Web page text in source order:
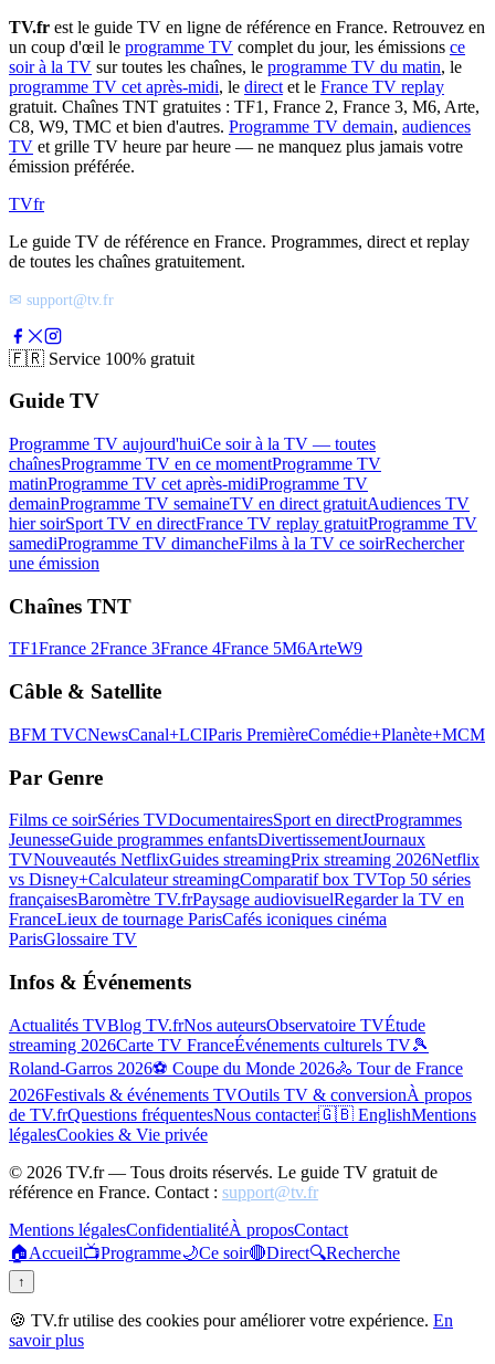
TV.fr est le guide TV en ligne de référence en France. Retrouvez en
un coup d'œil le programme TV complet du jour, les émissions ce
soir à la TV sur toutes les chaînes, le programme TV du matin, le
programme TV cet après-midi, le direct et le France TV replay
gratuit. Chaînes TNT gratuites : TF1, France 2, France 3, M6, Arte,
C8, W9, TMC et bien d'autres. Programme TV demain, audiences
TV et grille TV heure par heure — ne manquez plus jamais votre
émission préférée.
TVfr
Le guide TV de référence en France. Programmes, direct et replay
de toutes les chaînes gratuitement.
✉ support@tv.fr
🇫🇷 Service 100% gratuit
Guide TV
Programme TV aujourd'huiCe soir à la TV — toutes
chaînesProgramme TV en ce momentProgramme TV
matinProgramme TV cet après-midiProgramme TV
demainProgramme TV semaineTV en direct gratuitAudiences TV
hier soirSport TV en directFrance TV replay gratuitProgramme TV
samediProgramme TV dimancheFilms à la TV ce soirRechercher
une émission
Chaînes TNT
TF1France 2France 3France 4France 5M6ArteW9
Câble & Satellite
BFM TVCNewsCanal+LCIParis PremièreComédie+Planète+MCM
Par Genre
Films ce soirSéries TVDocumentairesSport en directProgrammes
JeunesseGuide programmes enfantsDivertissementJournaux
TVNouveautés NetflixGuides streamingPrix streaming 2026Netflix
vs Disney+Calculateur streamingComparatif box TVTop 50 séries
françaisesBaromètre TV.frPaysage audiovisuelRegarder la TV en
FranceLieux de tournage ParisCafés iconiques cinéma
ParisGlossaire TV
Infos & Événements
Actualités TVBlog TV.frNos auteursObservatoire TVÉtude
streaming 2026Carte TV FranceÉvénements culturels TV🎾
Roland-Garros 2026⚽ Coupe du Monde 2026🚴 Tour de France
2026Festivals & événements TVOutils TV & conversionÀ propos
de TV.frQuestions fréquentesNous contacter🇬🇧 EnglishMentions
légalesCookies & Vie privée
© 2026 TV.fr — Tous droits réservés. Le guide TV gratuit de
référence en France. Contact : support@tv.fr
Mentions légalesConfidentialitéÀ proposContact
🏠Accueil📺Programme🌙Ce soir🔴Direct🔍Recherche
↑
🍪 TV.fr utilise des cookies pour améliorer votre expérience. En
savoir plus